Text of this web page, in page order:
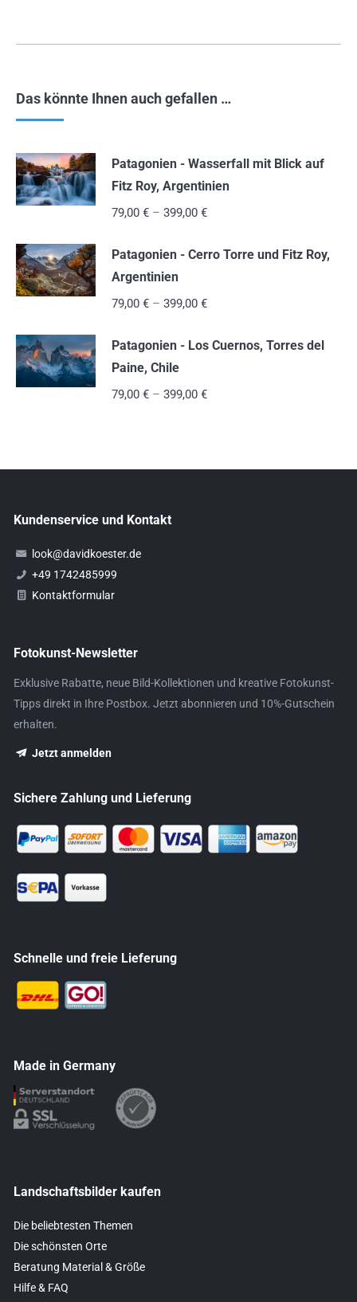
Das könnte Ihnen auch gefallen …
Patagonien - Wasserfall mit Blick auf
Fitz Roy, Argentinien
79,00 € – 399,00 €
Patagonien - Cerro Torre und Fitz Roy,
Argentinien
79,00 € – 399,00 €
Patagonien - Los Cuernos, Torres del
Paine, Chile
79,00 € – 399,00 €
Kundenservice und Kontakt
look@davidkoester.de
+49 1742485999
Kontaktformular
Fotokunst-Newsletter
Exklusive Rabatte, neue Bild-Kollektionen und kreative Fotokunst-
Tipps direkt in Ihre Postbox. Jetzt abonnieren und 10%-Gutschein
erhalten.
Jetzt anmelden
Sichere Zahlung und Lieferung
Schnelle und freie Lieferung
Made in Germany
Landschaftsbilder kaufen
Die beliebtesten Themen
Die schönsten Orte
Beratung Material & Größe
Hilfe & FAQ